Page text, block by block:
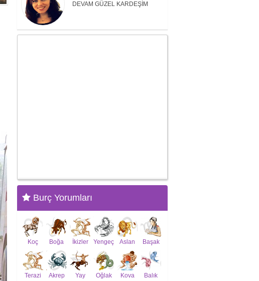
DEVAM GÜZEL KARDEŞİM
Burç Yorumları
Koç Boğa İkizler Yengeç Aslan Başak
Terazi Akrep Yay Oğlak Kova Balık